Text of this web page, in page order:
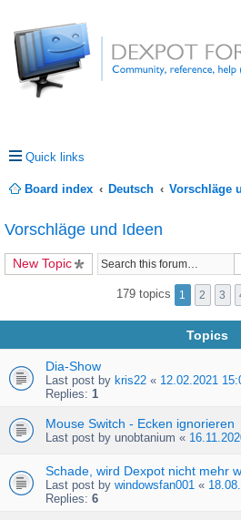
Quick links
Board index Deutsch
Vorschläge
Vorschläge und Ideen
New Topic
179 topics 1 2 3
Topics
Dia-Show
Last post by kris22 « 12.02.2021
Replies: 1
Mouse Switch - Ecken ignorieren
Last post by unobtanium «
Schade, wird Dexpot nicht mehr
Last post by windowsfan001 «
Replies: 6